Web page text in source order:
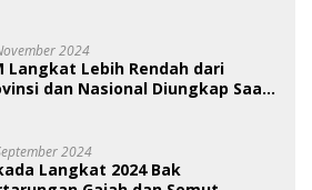
2024
Langkat Lebih Rendah dari
dan Nasional Diungkap Saat
2024
Langkat 2024 Bak